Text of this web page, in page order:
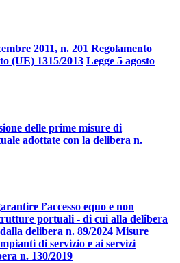
2011, n. 201 Regolamento
(UE) 1315/2013 Legge 5 agosto
delle prime misure di
adottate con la delibera n.
l’accesso equo e non
portuali - di cui alla delibera
delibera n. 89/2024 Misure
di servizio e ai servizi
n. 130/2019